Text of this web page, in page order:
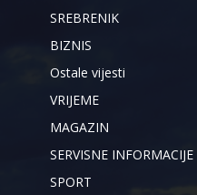
SREBRENIK
BIZNIS
Ostale vijesti
VRIJEME
MAGAZIN
SERVISNE INFORMACIJE
SPORT